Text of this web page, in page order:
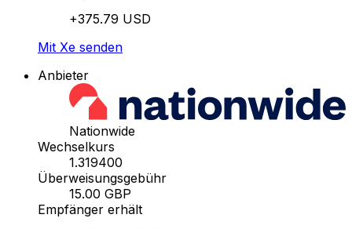
+375.79 USD
Mit Xe senden
Anbieter
Nationwide
Wechselkurs
1.319400
Überweisungsgebühr
15.00 GBP
Empfänger erhält